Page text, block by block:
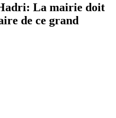
La mairie doit
de ce grand